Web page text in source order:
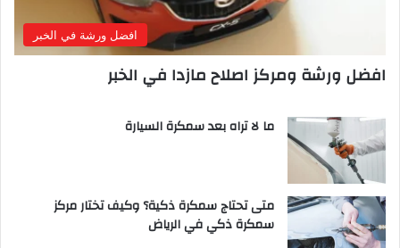
افضل ورشة في الخبر
افضل ورشة ومركز اصلاح مازدا في الخبر
ما لا تراه بعد سمكرة السيارة
متى تحتاج سمكرة ذكية؟ وكيف تختار مركز
سمكرة ذكي في الرياض